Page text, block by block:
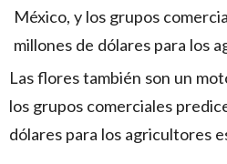
Las flores también son un
los grupos comerciales
dólares para los agricultores